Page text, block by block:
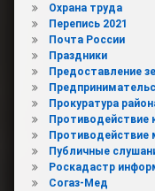
Охрана труда
Перепись 2021
Почта России
Праздники
Предоставление
Прокуратура
Противодействие
Противодействие
Публичные
Роскадастр
Согаз-Мед